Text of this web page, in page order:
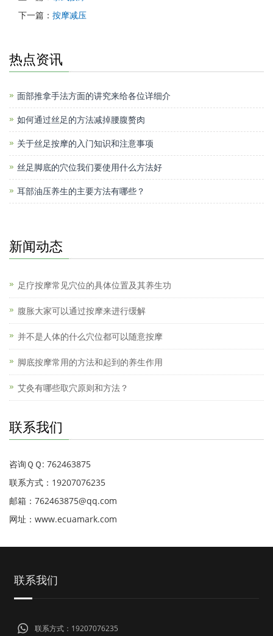
下一篇： 按摩减压
热点资讯
面部推拿手法方面的讲究来给各位详细介
如何通过丝足的方法减掉腰腹赘肉
关于丝足按摩的入门知识和注意事项
丝足脚底的穴位我们要使用什么方法好
耳部油压养生的主要方法有哪些？
新闻动态
足疗按摩常见穴位的具体位置及其养生功
腹胀大家可以通过按摩来进行缓解
并不是人体的什么穴位都可以随意按摩
脚底按摩常用的方法和起到的养生作用
艾灸有哪些取穴原则和方法？
联系我们
咨询ＱＱ: 762463875
联系方式：19207076235
邮箱：762463875@qq.com
网址：www.ecuamark.com
联系我们
联系方式：19207076235